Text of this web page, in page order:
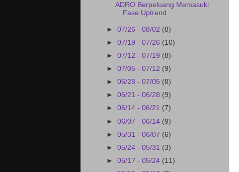
ADRO Berpeluang Memasuki
Fase Uptrend
►07/26 - 08/02 (8)
►07/19 - 07/26 (10)
►07/12 - 07/19 (8)
►07/05 - 07/12 (9)
►06/28 - 07/05 (8)
►06/21 - 06/28 (9)
►06/14 - 06/21 (7)
►06/07 - 06/14 (9)
►05/31 - 06/07 (6)
►05/24 - 05/31 (3)
►05/17 - 05/24 (11)